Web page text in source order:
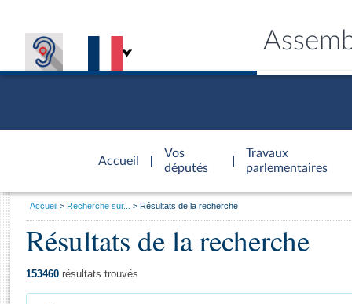
Accueil
d'accueil
Vos
députés
Travaux
parlementaires
Général
Vous
Accueil Recherche sur... Résultats de la recherche
Résultats de la recherche
153460 résultats trouvés